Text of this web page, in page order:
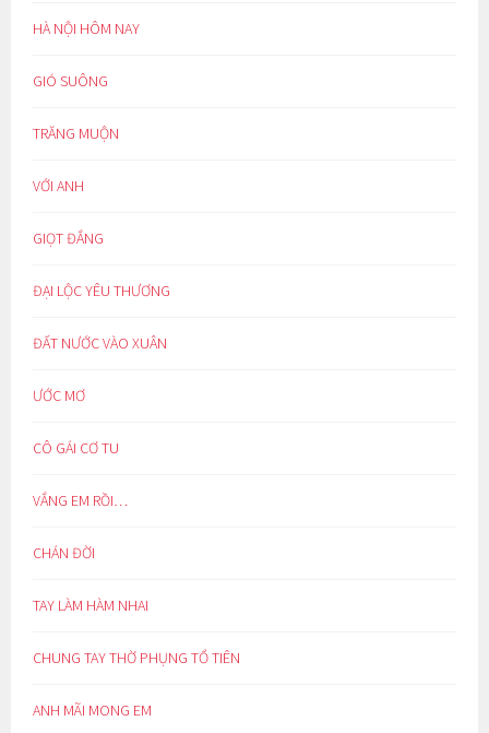
HÀ NỘI HÔM NAY
GIÓ SUÔNG
TRĂNG MUỘN
VỚI ANH
GIỌT ĐẮNG
ĐẠI LỘC YÊU THƯƠNG
ĐẤT NƯỚC VÀO XUÂN
ƯỚC MƠ
CÔ GÁI CƠ TU
VẮNG EM RỒI…
CHÁN ĐỜI
TAY LÀM HÀM NHAI
CHUNG TAY THỜ PHỤNG TỔ TIÊN
ANH MÃI MONG EM